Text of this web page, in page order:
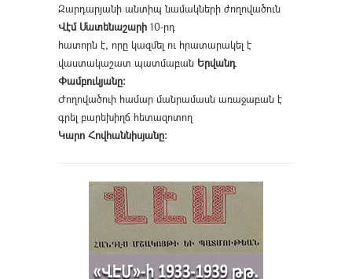
Զարդարյանի անտիպ նամակների ժողովածուն
Վէմ Մատենաշարի 10-րդ
հատորն է, որը կազմել ու հրատարակել է
վաստակաշատ պատմաբան Երվանդ
Փամբուկյանը։
Ժողովածուի համար մանրամասն առաջաբան է
գրել բարեխիղճ հետազոտող
Կարո Հովհաննիսյանը։